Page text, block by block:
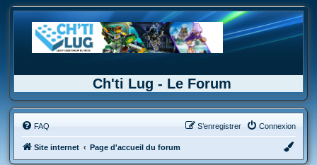
Ch'ti Lug - Le Forum
FAQ Connexion
S’enregistrer
Site internet Page d'accueil du forum